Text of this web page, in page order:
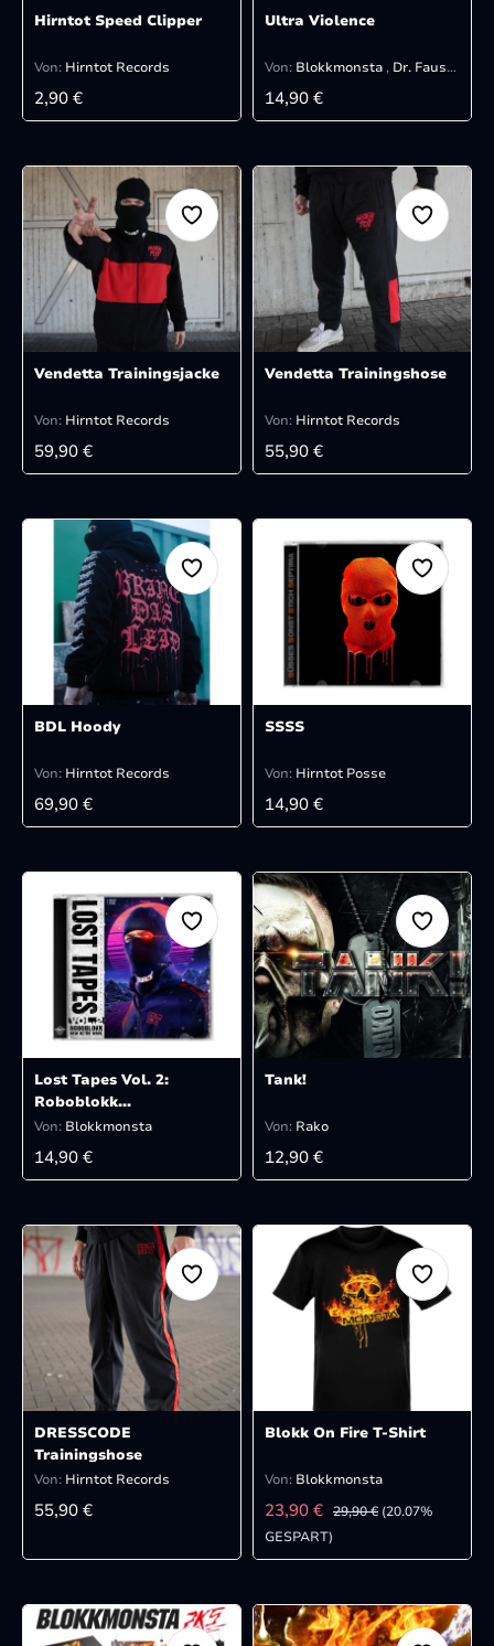
Hirntot Speed Clipper
Von: Hirntot Records
REGULÄRER PREIS:
2,90 €
Ultra Violence
Von: Blokkmonsta , Dr. Faustus
REGULÄRER PREIS:
14,90 €
Vendetta Trainingsjacke
Von: Hirntot Records
REGULÄRER PREIS:
59,90 €
Vendetta Trainingshose
Von: Hirntot Records
REGULÄRER PREIS:
55,90 €
BDL Hoody
Von: Hirntot Records
REGULÄRER PREIS:
69,90 €
SSSS
Von: Hirntot Posse
REGULÄRER PREIS:
14,90 €
Lost Tapes Vol. 2:
Roboblokk
NewRetroWave
Von: Blokkmonsta
REGULÄRER PREIS:
14,90 €
Tank!
Von: Rako
REGULÄRER PREIS:
12,90 €
DRESSCODE
Trainingshose
Von: Hirntot Records
REGULÄRER PREIS:
55,90 €
Blokk On Fire T-Shirt
Von: Blokkmonsta
VERKAUFSPREIS:
23,90 € REGULÄRER PREIS:
29,90 € (20.07%
GESPART)